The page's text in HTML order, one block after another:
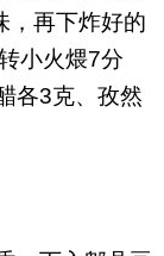
，再下炸好的
小火煨7分
各3克、孜然